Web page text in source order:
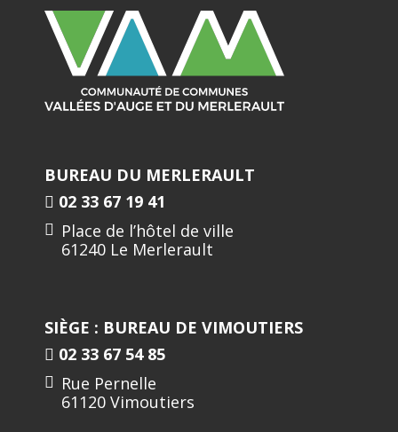
BUREAU DU MERLERAULT
02 33 67 19 41
Place de l’hôtel de ville
61240 Le Merlerault
SIÈGE : BUREAU DE VIMOUTIERS
02 33 67 54 85
Rue Pernelle
61120 Vimoutiers